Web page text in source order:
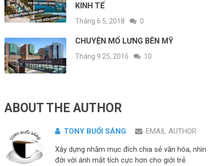
KINH TẾ
Tháng 6 5, 2018 0
CHUYỆN MỔ LƯNG BÊN MỸ
Tháng 9 25, 2016 10
ABOUT THE AUTHOR
TONY BUỔI SÁNG EMAIL AUTHOR
Xây dựng nhằm mục đích chia sẻ văn hóa, nhìn
đời với ánh mắt tích cực hơn cho giới trẻ.